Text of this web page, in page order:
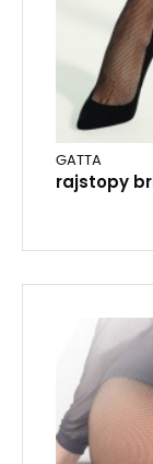
GATTA
rajstopy